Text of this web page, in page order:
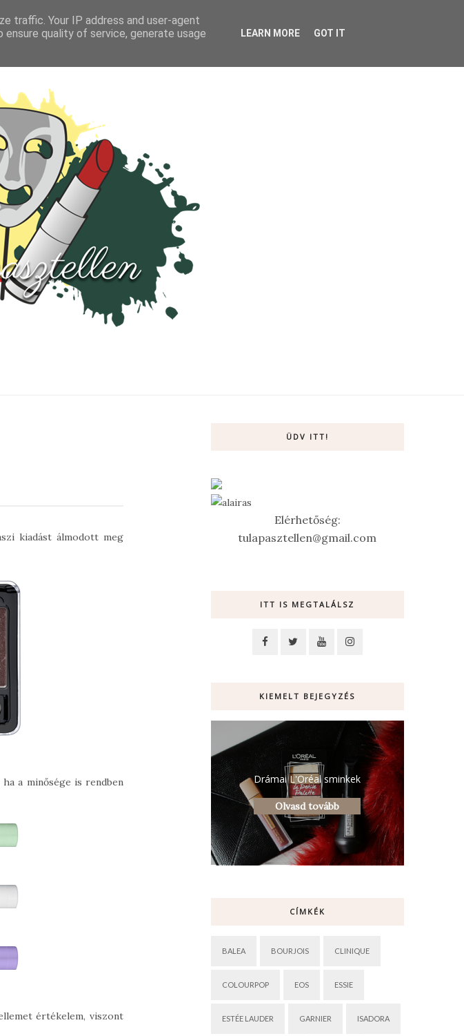
KULTÚRA VIDEÓ
kiadást álmodott meg
a minősége is rendben
értékelem, viszont
ÜDV ITT!
Elérhetőség:
tulapasztellen@gmail.com
ITT IS MEGTALÁLSZ
KIEMELT BEJEGYZÉS
Drámai L'Oréal sminkek
Olvasd tovább
CÍMKÉK
BALEA BOURJOIS CLINIQUE
COLOURPOP EOS ESSIE
ESTÉE LAUDER GARNIER ISADORA
traffic. Your IP address and user-agent
quality of service, generate usage
LEARN MORE GOT IT